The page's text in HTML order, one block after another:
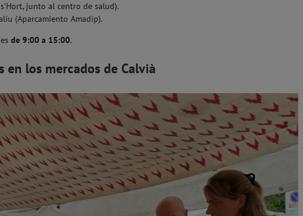
junto al centro de salud).
(Aparcamiento Amadip).
de 9:00 a 15:00.
en los mercados de Calvià